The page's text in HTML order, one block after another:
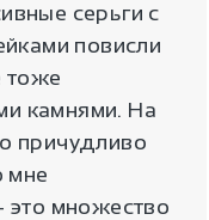
серьги с
повисли
тоже
камнями. На
причудливо
мне
это множество